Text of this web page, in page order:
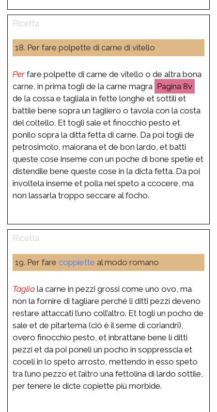
18. Per fare polpette di carne di vitello
Perfare polpette di carne de vitello o de altra bona
carne, in prima togli de la carne magra
8v
de la cossa e tagliala in fette longhe et sottili et
battile bene sopra un tagliero o tavola con la costa
del coltello. Et togli sale et finocchio pesto et
ponilo sopra la ditta fetta di carne. Da poi togli de
petrosimolo, maiorana et de bon lardo, et batti
queste cose inseme con un poche di bone spetie et
distendile bene queste cose in la dicta fetta. Da poi
involtela inseme et polla nel speto a ccocere, ma
non lassarla troppo seccare al focho.
19. Per fare coppiette al modo romano
Taglia la carne in pezzi grossi come uno ovo, ma
non la fornire di tagliare perché li ditti pezzi deveno
restare attaccati l’uno coll’altro. Et togli un pocho de
sale et de pitartema (ciò è il seme di coriandri),
overo finocchio pesto, et inbrattane bene li ditti
pezzi et da poi poneli un pocho in soppresscia et
coceli in lo speto arrosto, mettendo in esso speto
tra l’uno pezzo et l’altro una fettolina di lardo sottile,
per tenere le dicte copiette più morbide.